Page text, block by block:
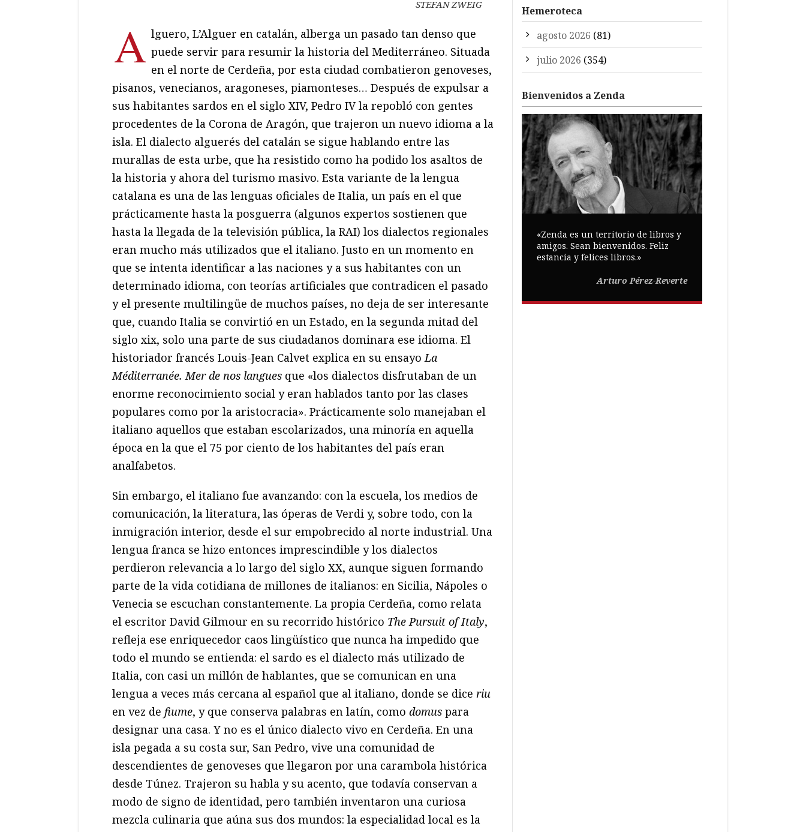
STEFAN ZWEIG
A lguero, L’Alguer en catalán, alberga un pasado tan denso que
puede servir para resumir la historia del Mediterráneo. Situada
en el norte de Cerdeña, por esta ciudad combatieron genoveses,
pisanos, venecianos, aragoneses, piamonteses… Después de expulsar a
sus habitantes sardos en el siglo XIV, Pedro IV la repobló con gentes
procedentes de la Corona de Aragón, que trajeron un nuevo idioma a la
isla. El dialecto alguerés del catalán se sigue hablando entre las
murallas de esta urbe, que ha resistido como ha podido los asaltos de
la historia y ahora del turismo masivo. Esta variante de la lengua
catalana es una de las lenguas oficiales de Italia, un país en el que
prácticamente hasta la posguerra (algunos expertos sostienen que
hasta la llegada de la televisión pública, la RAI) los dialectos regionales
eran mucho más utilizados que el italiano. Justo en un momento en
que se intenta identificar a las naciones y a sus habitantes con un
determinado idioma, con teorías artificiales que contradicen el pasado
y el presente multilingüe de muchos países, no deja de ser interesante
que, cuando Italia se convirtió en un Estado, en la segunda mitad del
siglo xix, solo una parte de sus ciudadanos dominara ese idioma. El
historiador francés Louis-Jean Calvet explica en su ensayo La
Méditerranée. Mer de nos langues que «los dialectos disfrutaban de un
enorme reconocimiento social y eran hablados tanto por las clases
populares como por la aristocracia». Prácticamente solo manejaban el
italiano aquellos que estaban escolarizados, una minoría en aquella
época en la que el 75 por ciento de los habitantes del país eran
analfabetos.
Sin embargo, el italiano fue avanzando: con la escuela, los medios de
comunicación, la literatura, las óperas de Verdi y, sobre todo, con la
inmigración interior, desde el sur empobrecido al norte industrial. Una
lengua franca se hizo entonces imprescindible y los dialectos
perdieron relevancia a lo largo del siglo XX, aunque siguen formando
parte de la vida cotidiana de millones de italianos: en Sicilia, Nápoles o
Venecia se escuchan constantemente. La propia Cerdeña, como relata
el escritor David Gilmour en su recorrido histórico The Pursuit of Italy,
refleja ese enriquecedor caos lingüístico que nunca ha impedido que
todo el mundo se entienda: el sardo es el dialecto más utilizado de
Italia, con casi un millón de hablantes, que se comunican en una
lengua a veces más cercana al español que al italiano, donde se dice riu
en vez de fiume, y que conserva palabras en latín, como domus para
designar una casa. Y no es el único dialecto vivo en Cerdeña. En una
isla pegada a su costa sur, San Pedro, vive una comunidad de
descendientes de genoveses que llegaron por una carambola histórica
desde Túnez. Trajeron su habla y su acento, que todavía conservan a
modo de signo de identidad, pero también inventaron una curiosa
mezcla culinaria que aúna sus dos mundos: la especialidad local es la
Hemeroteca
agosto 2026 (81)
julio 2026 (354)
Bienvenidos a Zenda
«Zenda es un territorio de libros y
amigos. Sean bienvenidos. Feliz
estancia y felices libros.»
Arturo Pérez-Reverte